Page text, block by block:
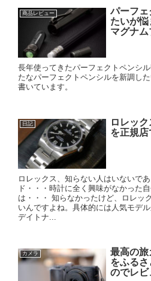
商品レビュー
パーフェ
たいが
マグナム
長年使ってきたパーフェクトペンシ
たなパーフェクトペンシルを新調し
書いています。
日記
ロレッ
を正規
ロレックス、知らない人はいないで
ド・・・時計に全く興味がなかった
は・・・ 知らなかったけど、ロレッ
いんですよね。具体的には人気モデ
デイトナ...
カメラ
最高の旅
をふる
のでレビ